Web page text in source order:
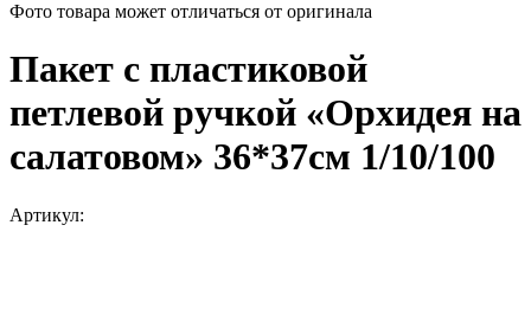
Фото товара может отличаться от оригинала
Пакет с пластиковой
петлевой ручкой «Орхидея на
салатовом» 36*37см 1/10/100
Артикул: